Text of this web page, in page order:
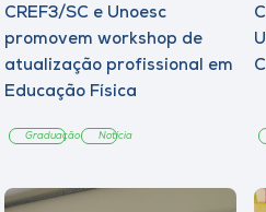
CREF3/SC e Unoesc
promovem workshop de
atualização profissional em
Educação Física
Graduação Notícia